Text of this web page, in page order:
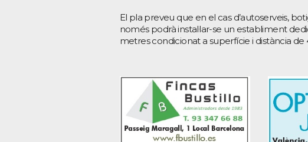
El pla preveu que en el cas d’autoserveis,
només podrà instal·lar-se un establiment
metres condicionat a superfície i distància